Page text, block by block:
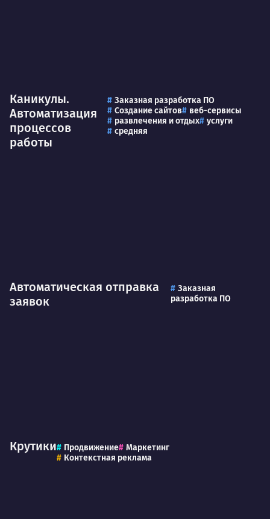
Каникулы.
Автоматизация
процессов
работы
Заказная разработка ПО
Создание сайтов
веб-сервисы
развлечения и отдых
услуги
средняя
Автоматическая отправка
заявок
Заказная
разработка ПО
Крутики Продвижение
Маркетинг
Контекстная реклама